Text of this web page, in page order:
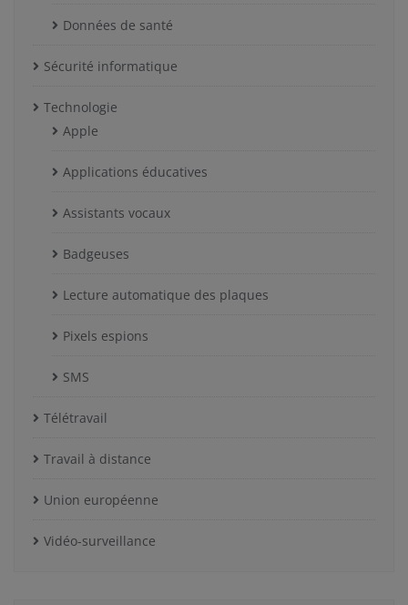
Données de santé
Sécurité informatique
Technologie
Apple
Applications éducatives
Assistants vocaux
Badgeuses
Lecture automatique des plaques
Pixels espions
SMS
Télétravail
Travail à distance
Union européenne
Vidéo-surveillance